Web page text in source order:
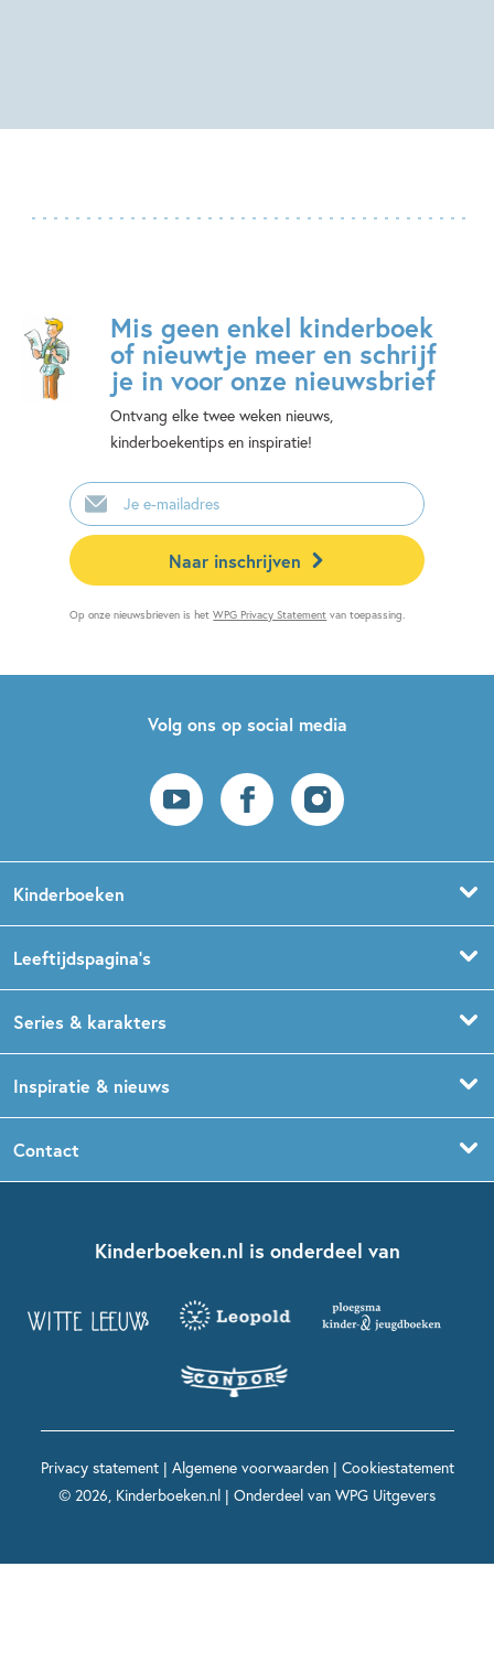
Mis geen enkel kinderboek
of nieuwtje meer en schrijf
je in voor onze nieuwsbrief
Ontvang elke twee weken nieuws,
kinderboekentips en inspiratie!
E-
mailadres
Naar inschrijven
Op onze nieuwsbrieven is hetWPG Privacy Statement van toepassing.
Volg ons op social media
Kinderboeken
Prentenboeken
Babyboeken
Sprookjesboeken
Kinderboeken diversiteit
Grappige kinderboeken
Spannende kinderboeken
Leeftijdspagina’s
Boekentips 1,5 - 3 jaar
Boekentips 5 - 7 jaar
Boekentips 12+ jaar
Voor volwassenen
Series & karakters
Dog Man
Spekkie en Sproet
Maxi & Helium
Inspiratie & nieuws
Kinderjury
Voor het onderwijs
Contact
Kinderboeken.nl is onderdeel van
Privacy statement| Algemene voorwaarden| Cookiestatement
© 2026, Kinderboeken.nl | Onderdeel van WPG Uitgevers